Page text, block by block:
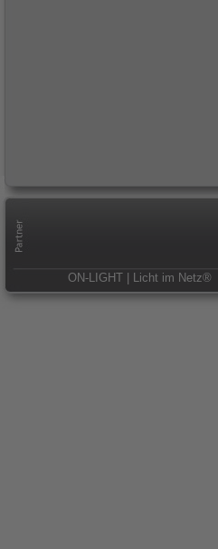
ON-LIGHT | Licht im Netz®